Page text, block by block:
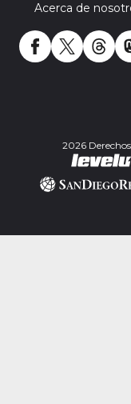
Acerca de
2026